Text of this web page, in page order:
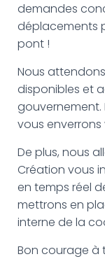
demandes
déplacements
pont !
Nous
disponibles et
gouvernement.
vous
De plus, nous
Création vous
en temps réel
mettrons en
interne de la
Bon courage à